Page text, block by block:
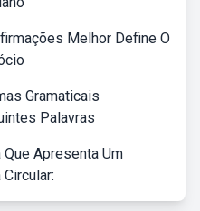
Melhor Define O
Gramaticais
Palavras
Apresenta Um